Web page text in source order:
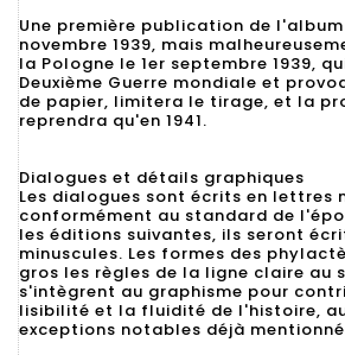
Une première publication de
novembre 1939, mais
la Pologne le 1er septembre 1939,
Deuxième Guerre mondiale et
de papier, limitera le tirage, et la
reprendra qu'en 1941.
Dialogues et détails graphiques
Les dialogues sont écrits en lettres
conformément au standard de
les éditions suivantes, ils seront
minuscules. Les formes des
gros les règles de la ligne claire au
s'intègrent au graphisme pour
lisibilité et la fluidité de l'histoire,
exceptions notables déjà